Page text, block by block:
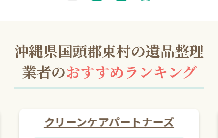
沖縄県国頭郡東村の遺品整理
業者のおすすめランキング
クリーンケアパートナーズ